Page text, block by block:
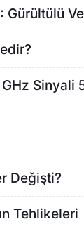
Gürültülü
Değişti?
Tehlikeleri